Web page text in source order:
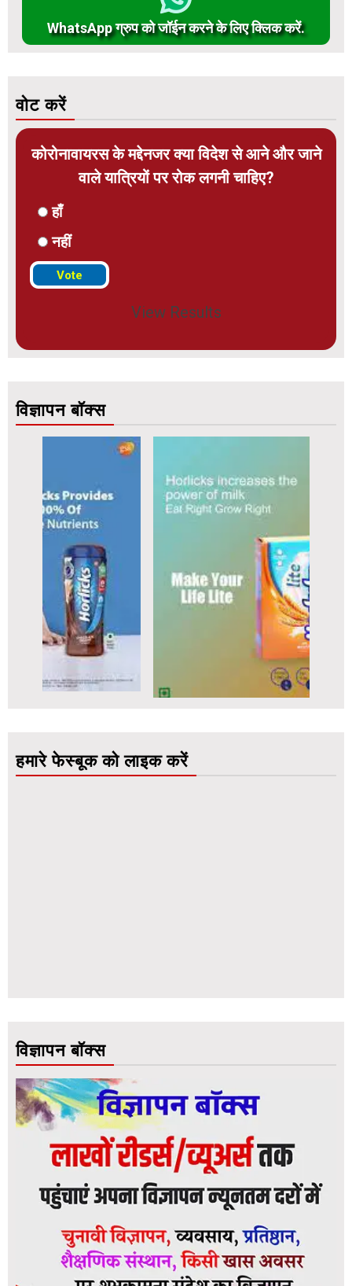
WhatsApp ग्रुप को जॉईन करने के लिए क्लिक करें.
वोट करें
कोरोनावायरस के मद्देनजर क्या विदेश से आने और जाने
वाले यात्रियों पर रोक लगनी चाहिए?
हाँ
नहीं
View Results
विज्ञापन बॉक्स
हमारे फेस्बूक को लाइक करें
विज्ञापन बॉक्स